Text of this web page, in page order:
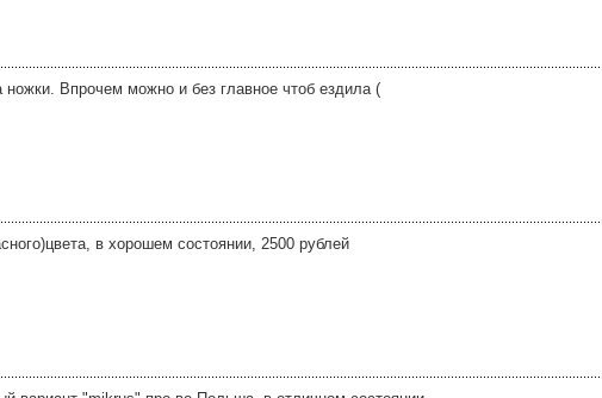
Впрочем можно и без главное чтоб ездила (
в хорошем состоянии, 2500 рублей